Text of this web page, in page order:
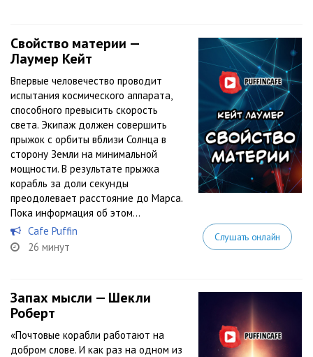
Свойство материи —
Лаумер Кейт
Впервые человечество проводит
испытания космического аппарата,
способного превысить скорость
света. Экипаж должен совершить
прыжок с орбиты вблизи Солнца в
сторону Земли на минимальной
мощности. В результате прыжка
корабль за доли секунды
преодолевает расстояние до Марса.
Пока информация об этом...
Cafe Puffin
26 минут
Слушать онлайн
Запах мысли — Шекли
Роберт
«Почтовые корабли работают на
добром слове. И как раз на одном из